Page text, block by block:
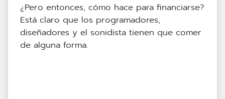
¿Pero entonces, cómo hace para financiarse?
Está claro que los programadores,
diseñadores y el sonidista tienen que comer
de alguna forma.